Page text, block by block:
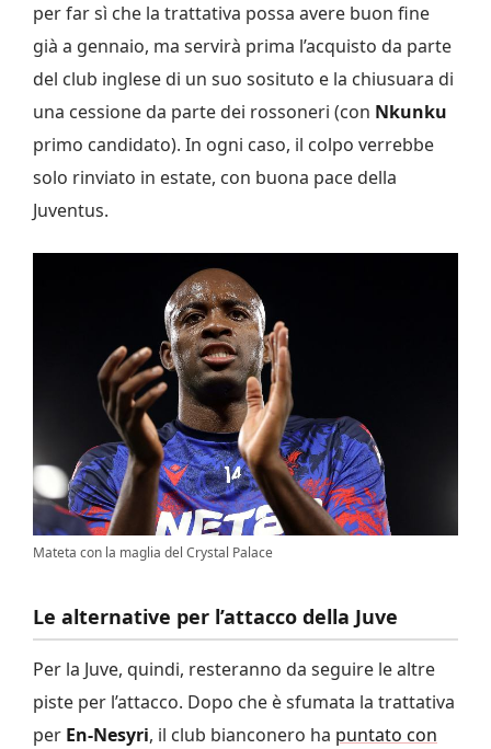
per far sì che la trattativa possa avere buon fine
già a gennaio, ma servirà prima l’acquisto da parte
del club inglese di un suo sosituto e la chiusuara di
una cessione da parte dei rossoneri (con Nkunku
primo candidato). In ogni caso, il colpo verrebbe
solo rinviato in estate, con buona pace della
Juventus.
Mateta con la maglia del Crystal Palace
Le alternative per l’attacco della Juve
Per la Juve, quindi, resteranno da seguire le altre
piste per l’attacco. Dopo che è sfumata la trattativa
per En-Nesyri, il club bianconero ha puntato con